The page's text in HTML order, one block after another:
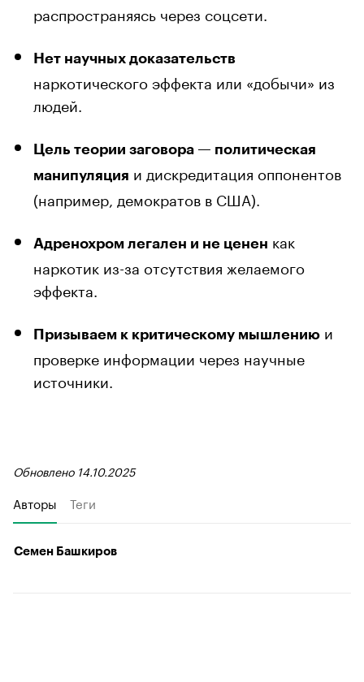
распространяясь через соцсети.
Нет научных доказательств
наркотического эффекта или «добычи» из
людей.
Цель теории заговора — политическая
манипуляция и дискредитация оппонентов
(например, демократов в США).
Адренохром легален и не ценен как
наркотик из-за отсутствия желаемого
эффекта.
Призываем к критическому мышлению и
проверке информации через научные
источники.
Обновлено 14.10.2025
Авторы Теги
Семен Башкиров